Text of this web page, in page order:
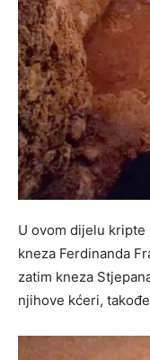
U ovom dijelu
kneza Ferdinanda
zatim kneza
njihove kćeri,